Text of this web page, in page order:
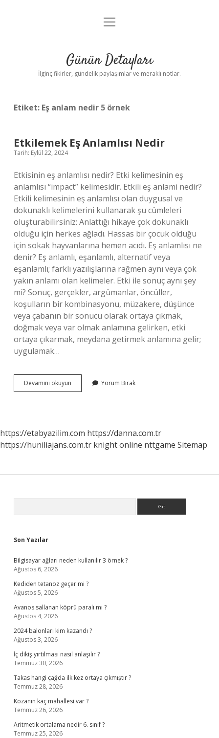
Gizlilik Politikası
Yasal Uyarı
menüyü
Günün Detayları
İlginç fikirler, gündelik paylaşımlar ve meraklı notlar.
Etiket: Eş anlam nedir 5 örnek
Etkilemek Eş Anlamlısı Nedir
Tarih: Eylül 22, 2024
Etkisinin eş anlamlısı nedir? Etki kelimesinin eş
anlamlısı “impact” kelimesidir. Etkili eş anlami nedir?
Etkili kelimesinin eş anlamlısı olan duygusal ve
dokunaklı kelimelerini kullanarak şu cümleleri
oluşturabilirsiniz: Anlattığı hikaye çok dokunaklı
olduğu için herkes ağladı. Hassas bir çocuk olduğu
için sokak hayvanlarına hemen acıdı. Eş anlamlısı ne
denir? Eş anlamlı, eşanlamlı, alternatif veya
eşanlamlı; farklı yazılışlarına rağmen aynı veya çok
yakın anlamı olan kelimeler. Etki ile sonuç aynı şey
mi? Sonuç, gerçekler, argümanlar, öncüller,
koşulların bir kombinasyonu, müzakere, düşünce
veya çabanın bir sonucu olarak ortaya çıkmak,
doğmak veya var olmak anlamına gelirken, etki
ortaya çıkarmak, meydana getirmek anlamına gelir;
uygulamak…
Devamını okuyun Etkilemek
Eş
Yorum Bırak
https://etabyazilim.com https://danna.com.tr
https://huniliajans.com.tr knight online nttgame Sitemap
Son Yazılar
Bilgisayar ağları neden kullanılır 3 örnek ?
Ağustos 6, 2026
Kediden tetanoz geçer mi ?
Ağustos 5, 2026
Avanos sallanan köprü paralı mı ?
Ağustos 4, 2026
2024 balonları kim kazandı ?
Ağustos 3, 2026
İç dikiş yırtılması nasıl anlaşılır ?
Temmuz 30, 2026
Takas hangi çağda ilk kez ortaya çıkmıştır ?
Temmuz 28, 2026
Kozanın kaç mahallesi var ?
Temmuz 26, 2026
Aritmetik ortalama nedir 6. sınıf ?
Temmuz 25, 2026